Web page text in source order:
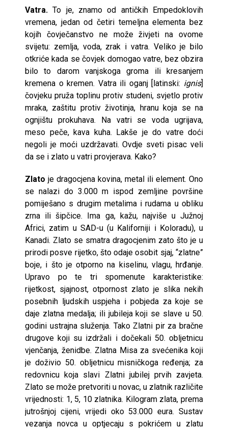
Vatra.To je, znamo od antičkih Empedoklovih
vremena, jedan od četiri temeljna elementa bez
kojih čovječanstvo ne može živjeti na ovome
svijetu: zemlja, voda, zrak i vatra. Veliko je bilo
otkriće kada se čovjek domogao vatre, bez obzira
bilo to darom vanjskoga groma ili kresanjem
kremena o kremen. Vatra ili oganj [latinski: ignis]
čovjeku pruža toplinu protiv studeni, svjetlo protiv
mraka, zaštitu protiv životinja, hranu koja se na
ognjištu prokuhava. Na vatri se voda ugrijava,
meso peče, kava kuha. Lakše je do vatre doći
negoli je moći uzdržavati. Ovdje sveti pisac veli
da se i zlato u vatri provjerava. Kako?
Zlato je dragocjena kovina, metal ili element. Ono
se nalazi do 3.000 m ispod zemljine površine
pomiješano s drugim metalima i rudama u obliku
zrna ili šipčice. Ima ga, kažu, najviše u Južnoj
Africi, zatim u SAD-u (u Kaliforniji i Koloradu), u
Kanadi. Zlato se smatra dragocjenim zato što je u
prirodi posve rijetko, što odaje osobit sjaj, “zlatne”
boje, i što je otporno na kiselinu, vlagu, hrđanje.
Upravo po te tri spomenute karakteristike:
rijetkost, sjajnost, otpornost zlato je slika nekih
posebnih ljudskih uspjeha i pobjeda za koje se
daje zlatna medalja; ili jubileja koji se slave u 50.
godini ustrajna služenja. Tako Zlatni pir za bračne
drugove koji su izdržali i dočekali 50. obljetnicu
vjenčanja, ženidbe. Zlatna Misa za svećenika koji
je doživio 50. obljetnicu misničkoga ređenja; za
redovnicu koja slavi Zlatni jubilej prvih zavjeta.
Zlato se može pretvoriti u novac, u zlatnik različite
vrijednosti: 1, 5, 10 zlatnika. Kilogram zlata, prema
jutrošnjoj cijeni, vrijedi oko 53.000 eura. Sustav
vezanja novca u optjecaju s pokrićem u zlatu